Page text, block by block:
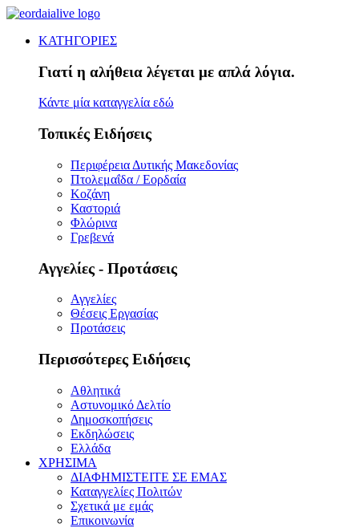
ΚΑΤΗΓΟΡΙΕΣ
Γιατί η αλήθεια λέγεται με απλά λόγια.
Κάντε μία καταγγελία εδώ
Τοπικές Ειδήσεις
Περιφέρεια Δυτικής Μακεδονίας
Πτολεμαΐδα / Εορδαία
Κοζάνη
Καστοριά
Φλώρινα
Γρεβενά
Αγγελίες - Προτάσεις
Αγγελίες
Θέσεις Εργασίας
Προτάσεις
Περισσότερες Ειδήσεις
Αθλητικά
Αστυνομικό Δελτίο
Δημοσκοπήσεις
Εκδηλώσεις
Ελλάδα
ΧΡΗΣΙΜΑ
ΔΙΑΦΗΜΙΣΤΕΙΤΕ ΣΕ ΕΜΑΣ
Καταγγελίες Πολιτών
Σχετικά με εμάς
Επικοινωνία